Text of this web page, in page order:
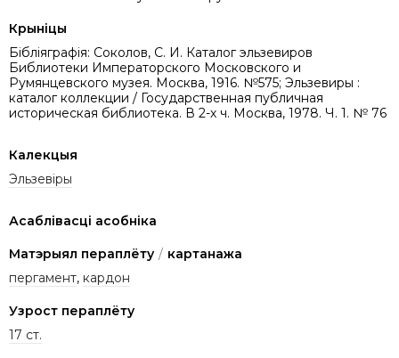
Крыніцы
Бібліяграфія: Соколов, С. И. Каталог эльзевиров
Библиотеки Императорского Московского и
Румянцевского музея. Москва, 1916. №575; Эльзевиры :
каталог коллекции / Государственная публичная
историческая библиотека. В 2-х ч. Москва, 1978. Ч. 1. № 76
Калекцыя
Эльзевіры
Асаблівасці асобніка
Матэрыял пераплёту / картанажа
пергамент, кардон
Узрост пераплёту
17 ст.